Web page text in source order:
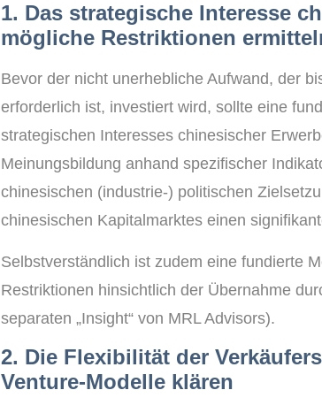
1. Das strategische Interesse
mögliche Restriktionen
Bevor der nicht unerhebliche Aufwand, der
erforderlich ist, investiert wird, sollte eine
strategischen Interesses chinesischer
Meinungsbildung anhand spezifischer
chinesischen (industrie-) politischen
chinesischen Kapitalmarktes einen
Selbstverständlich ist zudem eine fundierte
Restriktionen hinsichtlich der Übernahme
separaten „Insight“ von MRL Advisors).
2. Die Flexibilität der
Venture-Modelle klären